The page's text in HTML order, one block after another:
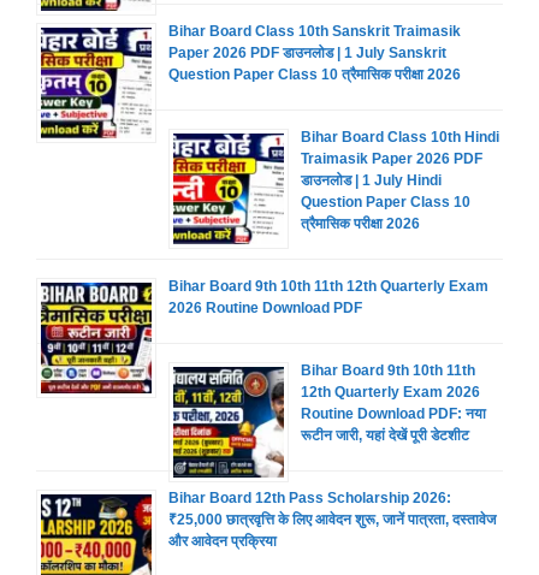
Bihar Board Class 10th Sanskrit Traimasik
Paper 2026 PDF डाउनलोड | 1 July Sanskrit
Question Paper Class 10 त्रैमासिक परीक्षा 2026
Bihar Board Class 10th Hindi
Traimasik Paper 2026 PDF
डाउनलोड | 1 July Hindi
Question Paper Class 10
त्रैमासिक परीक्षा 2026
Bihar Board 9th 10th 11th 12th Quarterly Exam
2026 Routine Download PDF
Bihar Board 9th 10th 11th
12th Quarterly Exam 2026
Routine Download PDF: नया
रूटीन जारी, यहां देखें पूरी डेटशीट
Bihar Board 12th Pass Scholarship 2026:
₹25,000 छात्रवृत्ति के लिए आवेदन शुरू, जानें पात्रता, दस्तावेज
और आवेदन प्रक्रिया